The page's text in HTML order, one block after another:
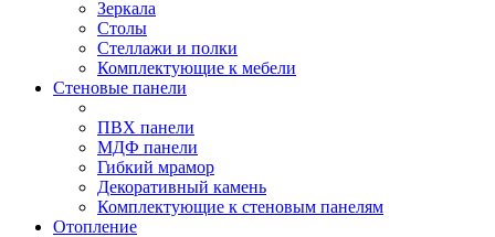
Зеркала
Столы
Стеллажи и полки
Комплектующие к мебели
Стеновые панели
ПВХ панели
МДФ панели
Гибкий мрамор
Декоративный камень
Комплектующие к стеновым панелям
Отопление